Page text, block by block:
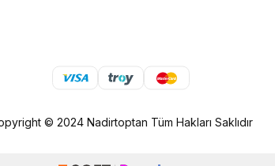
© 2024 Nadirtoptan Tüm Hakları Saklıdır